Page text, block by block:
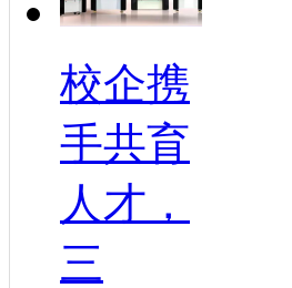
校企携
手共育
人才，
三